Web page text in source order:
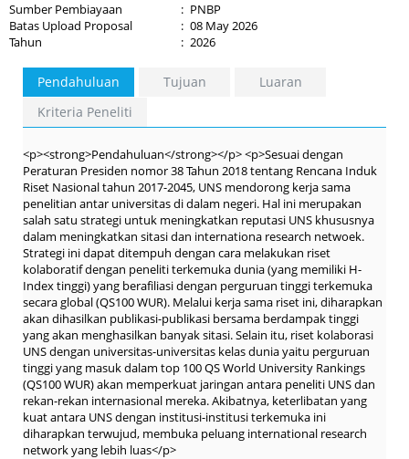
Sumber Pembiayaan : PNBP
Batas Upload Proposal
: 08 May 2026
Tahun
: 2026
Pendahuluan Tujuan
Luaran
Kriteria Peneliti
<p><strong>Pendahuluan</strong></p> <p>Sesuai dengan
Peraturan Presiden nomor 38 Tahun 2018 tentang Rencana Induk
Riset Nasional tahun 2017-2045, UNS mendorong kerja sama
penelitian antar universitas di dalam negeri. Hal ini merupakan
salah satu strategi untuk meningkatkan reputasi UNS khususnya
dalam meningkatkan sitasi dan internationa research netwoek.
Strategi ini dapat ditempuh dengan cara melakukan riset
kolaboratif dengan peneliti terkemuka dunia (yang memiliki H-
Index tinggi) yang berafiliasi dengan perguruan tinggi terkemuka
secara global (QS100 WUR). Melalui kerja sama riset ini, diharapkan
akan dihasilkan publikasi-publikasi bersama berdampak tinggi
yang akan menghasilkan banyak sitasi. Selain itu, riset kolaborasi
UNS dengan universitas-universitas kelas dunia yaitu perguruan
tinggi yang masuk dalam top 100 QS World University Rankings
(QS100 WUR) akan memperkuat jaringan antara peneliti UNS dan
rekan-rekan internasional mereka. Akibatnya, keterlibatan yang
kuat antara UNS dengan institusi-institusi terkemuka ini
diharapkan terwujud, membuka peluang international research
network yang lebih luas</p>